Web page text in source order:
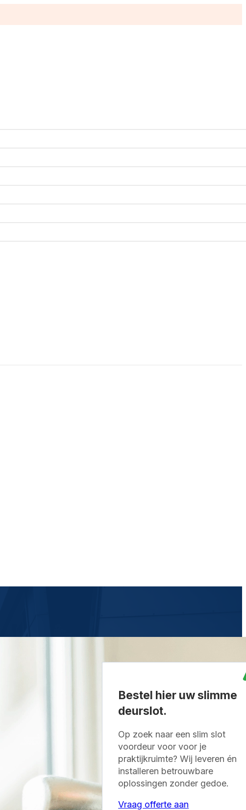
Bestel hier uw slimme
deurslot.
Op zoek naar een slim slot
voordeur voor voor je
praktijkruimte? Wij leveren én
installeren betrouwbare
oplossingen zonder gedoe.
Vraag offerte aan